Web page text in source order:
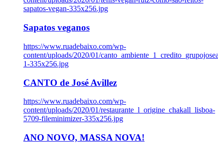
sapatos-vegan-335x256.jpg
Sapatos veganos
https://www.ruadebaixo.com/wp-
content/uploads/2020/01/
1-335x256.jpg
CANTO de José Avillez
https://www.ruadebaixo.com/wp-
content/uploads/2020/01/restaurante_l_origine_chakall_lisboa-
5709-fileminimizer-335x256.jpg
ANO NOVO, MASSA NOVA!